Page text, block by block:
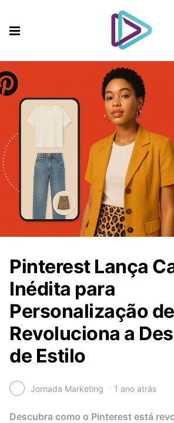
Pinterest Lança
Inédita para
Personalização
Revoluciona a
de Estilo
Jornada Marketing 1 ano atrás
Descubra como o Pinterest está